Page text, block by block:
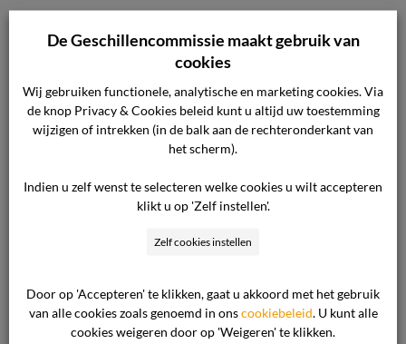
Wilt u zoeken binnen onze gepubliceerde
Klik dan hier(deze link verwijst u
naar het uitsprakenoverzicht) om naar ons
uitsprakenoverzicht te gaan. Voor al uw overige
zoekopdrachten gebruikt u onderstaand
zoekvenster:
De Geschillencommissie maakt gebruik van
cookies
Wij gebruiken functionele, analytische en marketing cookies. Via
de knop Privacy & Cookies beleid kunt u altijd uw toestemming
wijzigen of intrekken (in de balk aan de rechteronderkant van
het scherm).
Indien u zelf wenst te selecteren welke cookies u wilt accepteren
klikt u op 'Zelf instellen'.
Zelf cookies instellen
Door op 'Accepteren' te klikken, gaat u akkoord met het gebruik
van alle cookies zoals genoemd in onscookiebeleid . U kunt alle
cookies weigeren door op 'Weigeren' te klikken.